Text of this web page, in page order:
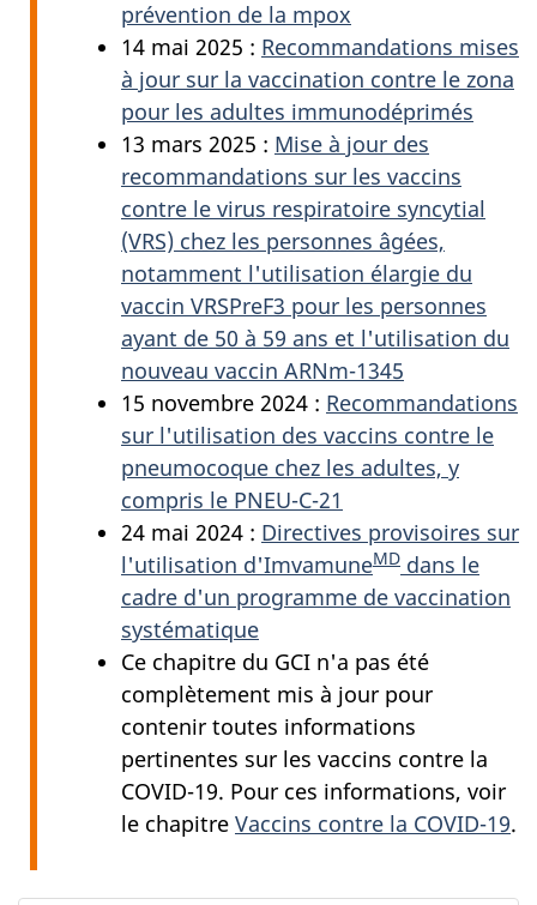
prévention de la mpox
14 mai 2025 : Recommandations mises
à jour sur la vaccination contre le zona
pour les adultes immunodéprimés
13 mars 2025 : Mise à jour des
recommandations sur les vaccins
contre le virus respiratoire syncytial
(VRS) chez les personnes âgées,
notamment l'utilisation élargie du
vaccin VRSPreF3 pour les personnes
ayant de 50 à 59 ans et l'utilisation du
nouveau vaccin ARNm-1345
15 novembre 2024 : Recommandations
sur l'utilisation des vaccins contre le
pneumocoque chez les adultes, y
compris le PNEU-C-21
24 mai 2024 : Directives provisoires sur
l'utilisation d'ImvamuneMD dans le
cadre d'un programme de vaccination
systématique
Ce chapitre du GCI n'a pas été
complètement mis à jour pour
contenir toutes informations
pertinentes sur les vaccins contre la
COVID-19. Pour ces informations, voir
le chapitre Vaccins contre la COVID-19.